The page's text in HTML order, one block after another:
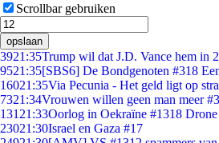
Scrollbar gebruiken
opslaan
3921:35Trump wil dat J.D. Vance hem in
9521:35[SBS6] De Bondgenoten #318
16021:35Via Pecunia - Het geld ligt op
7321:34Vrouwen willen geen man meer
131 21:33Oorlog in Oekraïne #1318
23021:30Israel en Gaza #17